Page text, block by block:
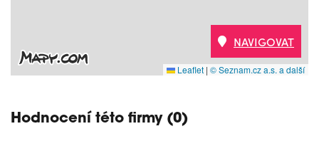
Leaflet | © Seznam.cz a.s. a další
NAVIGOVAT
Hodnocení této firmy (0)